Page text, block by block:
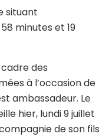
situant
minutes et 19
des
à l’occasion de
ambassadeur. Le
hier, lundi 9 juillet
de son fils